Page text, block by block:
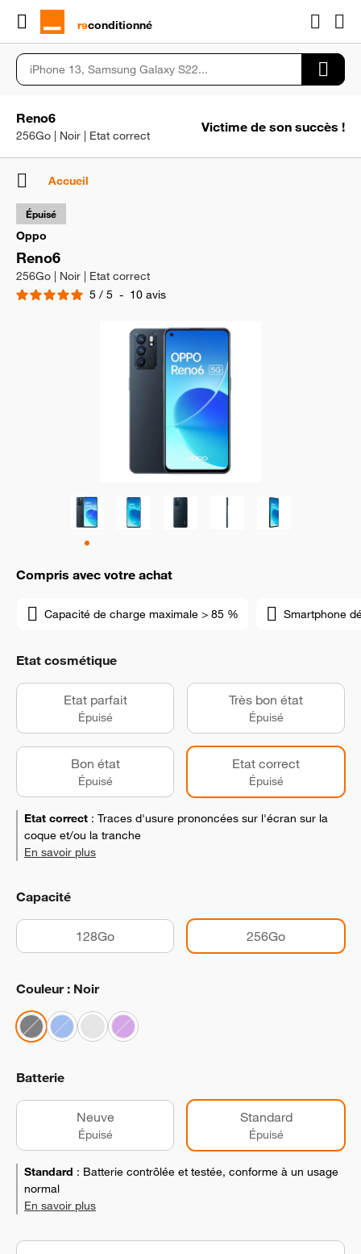
rɘconditionné
Reno6
256Go | Noir | Etat correct
Victime de son succès !
Accueil
Oppo
Reno6
256Go | Noir | Etat correct
5 / 5 - 10 avis
Épuisé
Compris avec votre achat
Capacité de charge maximale > 85 % Smartphone
Etat cosmétique
Etat parfait
Épuisé
Très bon état
Épuisé
Bon état
Épuisé
Etat correct
Épuisé
Etat correct : Traces d'usure prononcées sur l'écran sur la
coque et/ou la tranche
En savoir plus
Capacité
128Go 256Go
Couleur : Noir
Batterie
Neuve
Épuisé
Standard
Épuisé
Standard : Batterie contrôlée et testée, conforme à un usage
normal
En savoir plus